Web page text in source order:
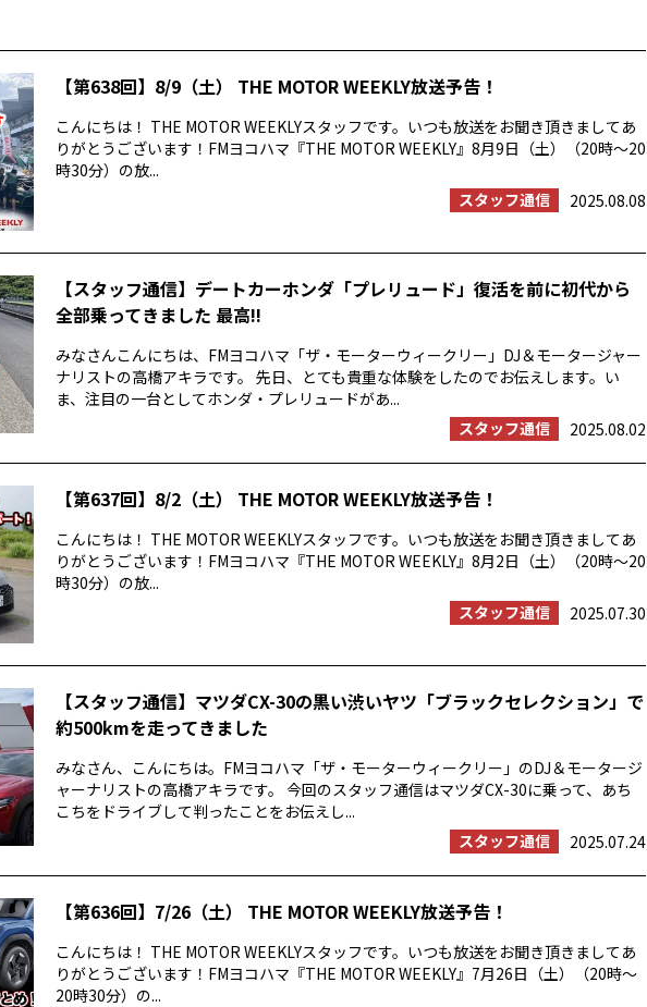
【第638回】8/9（土） THE MOTOR WEEKLY放送予告！
こんにちは！ THE MOTOR WEEKLYスタッフです。いつも放送をお聞き頂きましてあ
りがとうございます！FMヨコハマ『THE MOTOR WEEKLY』8月9日（土）（20時〜20
時30分）の放...
スタッフ通信
2025.08.08
【スタッフ通信】デートカーホンダ「プレリュード」復活を前に初代から
全部乗ってきました 最高!!
みなさんこんにちは、FMヨコハマ「ザ・モーターウィークリー」DJ＆モータージャー
ナリストの高橋アキラです。 先日、とても貴重な体験をしたのでお伝えします。い
ま、注目の一台としてホンダ・プレリュードがあ...
スタッフ通信
2025.08.02
【第637回】8/2（土） THE MOTOR WEEKLY放送予告！
こんにちは！ THE MOTOR WEEKLYスタッフです。いつも放送をお聞き頂きましてあ
りがとうございます！FMヨコハマ『THE MOTOR WEEKLY』8月2日（土）（20時〜20
時30分）の放...
スタッフ通信
2025.07.30
【スタッフ通信】マツダCX-30の黒い渋いヤツ「ブラックセレクション」で
約500kmを走ってきました
みなさん、こんにちは。FMヨコハマ「ザ・モーターウィークリー」のDJ＆モータージ
ャーナリストの高橋アキラです。 今回のスタッフ通信はマツダCX-30に乗って、あち
こちをドライブして判ったことをお伝えし...
スタッフ通信
2025.07.24
【第636回】7/26（土） THE MOTOR WEEKLY放送予告！
こんにちは！ THE MOTOR WEEKLYスタッフです。いつも放送をお聞き頂きましてあ
りがとうございます！FMヨコハマ『THE MOTOR WEEKLY』7月26日（土）（20時〜
20時30分）の...